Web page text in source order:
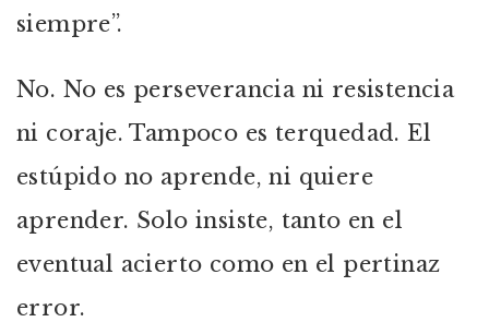
siempre”.
No. No es perseverancia ni resistencia
ni coraje. Tampoco es terquedad. El
estúpido no aprende, ni quiere
aprender. Solo insiste, tanto en el
eventual acierto como en el pertinaz
error.